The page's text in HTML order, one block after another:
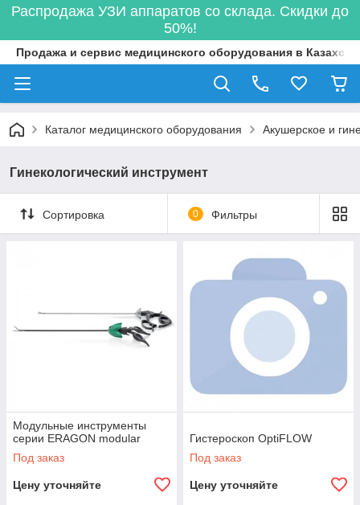
Распродажа УЗИ аппаратов со склада. Скидки до
50%!
Продажа и сервис медицинского оборудования в
Каталог медицинского оборудования Акушерское и
Гинекологический инструмент
Сортировка 0 Фильтры
Модульные инструменты
серии ERAGON modular
Под заказ
Цену уточняйте
Гистероскоп OptiFLOW
Под заказ
Цену уточняйте